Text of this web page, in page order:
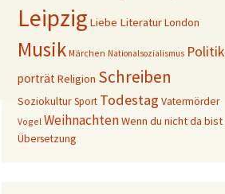
Leipzig Liebe LiteraturLondon
Musik Märchen Nationalsozialismus Politik
porträtReligion Schreiben
SoziokulturSport Todestag Vatermörder
Vogel WeihnachtenWenn du nicht da bist
Übersetzung